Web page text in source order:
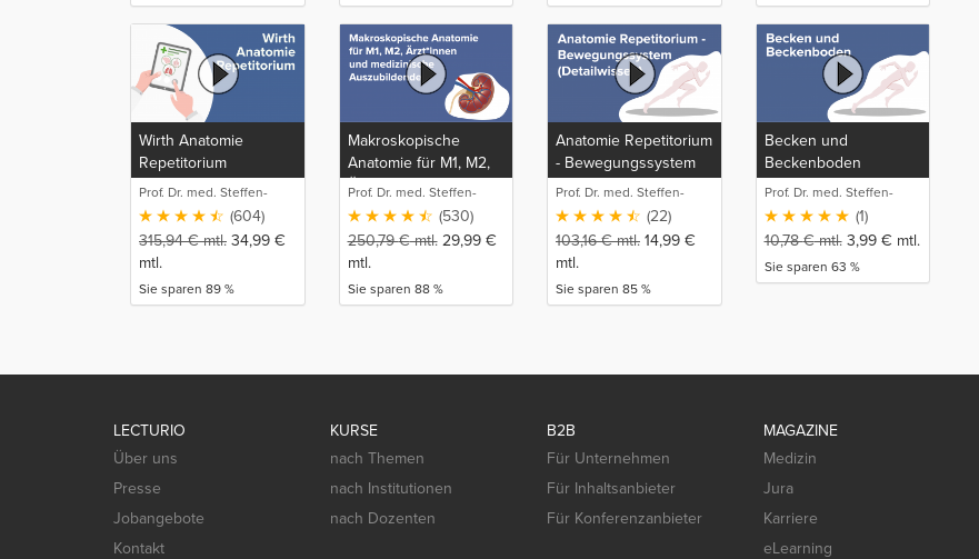
Wirth Anatomie
Repetitorium
Prof. Dr. med. Steffen-
Boris Wirth (1)
(604)
315,94€mtl. 34,99 €
mtl.
Sie sparen 89 %
Makroskopische
Anatomie für M1, M2,
Ärzt*innen und
medizinische
Auszubildende
Prof. Dr. med. Steffen-
Boris Wirth (1)
(530)
250,79€mtl. 29,99 €
mtl.
Sie sparen 88 %
Anatomie Repetitorium
- Bewegungssystem
(Detailwissen)
Prof. Dr. med. Steffen-
Boris Wirth (1)
(22)
103,16€mtl. 14,99 €
mtl.
Sie sparen 85 %
Becken und
Beckenboden
Prof. Dr. med. Steffen-
Boris Wirth (1)
(1)
10,78€mtl. 3,99 € mtl.
Sie sparen 63 %
LECTURIO
Über uns
Presse
Jobangebote
Kontakt
KURSE
nach Themen
nach Institutionen
nach Dozenten
B2B
Für Unternehmen
Für Inhaltsanbieter
Für Konferenzanbieter
MAGAZINE
Medizin
Jura
Karriere
eLearning